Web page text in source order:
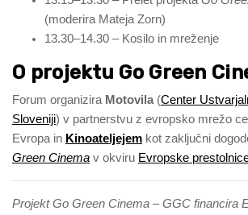
(moderira Mateja Zorn)
13.30–14.30 – Kosilo in mreženje
O projektu Go Green
Forum organizira Motovila (Center
Sloveniji) v partnerstvu z evropsko mrežo
Evropa in Kinoateljejem kot zaključni
Green Cinema v okviru Evropske
Projekt Go Green Cinema – GGC financira